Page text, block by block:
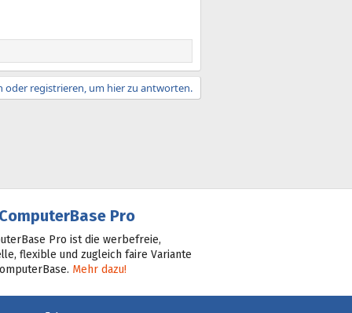
oder registrieren, um hier zu antworten.
ComputerBase Pro
Pro ist die werbefreie,
flexible und zugleich faire Variante
Mehr dazu!